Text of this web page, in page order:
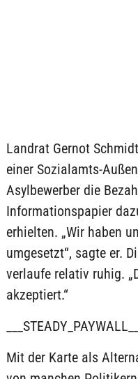
Landrat Gernot
einer Sozialamts-
Asylbewerber die
Informationspapier
erhielten. „Wir haben
umgesetzt“, sagte er.
verlaufe relativ ruhig.
akzeptiert.“
___STEADY_PAYWALL___
Mit der Karte als